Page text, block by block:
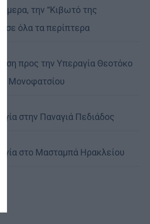
την “Κιβωτό της
σε όλα τα περίπτερα
προς την Υπεραγία Θεοτόκο
Μονοφατσίου
στην Παναγιά Πεδιάδος
στο Μασταμπά Ηρακλείου